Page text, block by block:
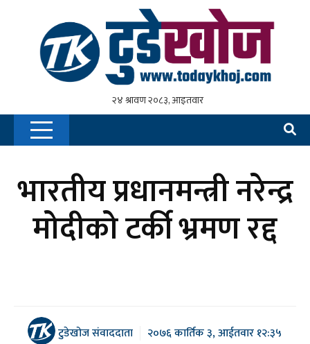
भारतीय प्रधानमन्त्री नरेन्द्र
मोदीको टर्की भ्रमण रद्द
टुडेखोज संवाददाता २०७६ कार्तिक ३, आईतवार १२:३५